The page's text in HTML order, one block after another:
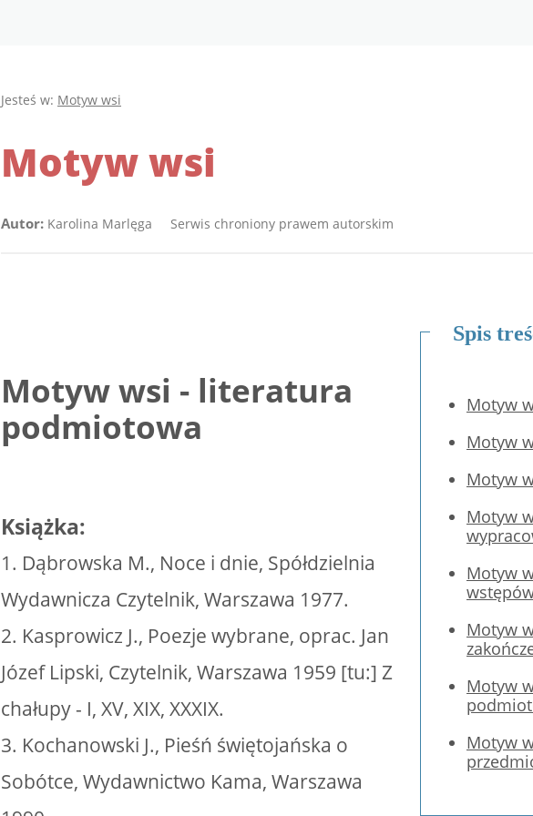
Jesteś w: Motyw wsi
Motyw wsi
Autor: Karolina Marlęga Serwis chroniony prawem autorskim
Spis
Motyw
Motyw
Motyw
Motyw
Motyw
Motyw
Motyw
Motyw
Motyw wsi - literatura
podmiotowa
Książka:
1. Dąbrowska M., Noce i dnie, Spółdzielnia
Wydawnicza Czytelnik, Warszawa 1977.
2. Kasprowicz J., Poezje wybrane, oprac. Jan
Józef Lipski, Czytelnik, Warszawa 1959 [tu:] Z
chałupy - I, XV, XIX, XXXIX.
3. Kochanowski J., Pieśń świętojańska o
Sobótce, Wydawnictwo Kama, Warszawa